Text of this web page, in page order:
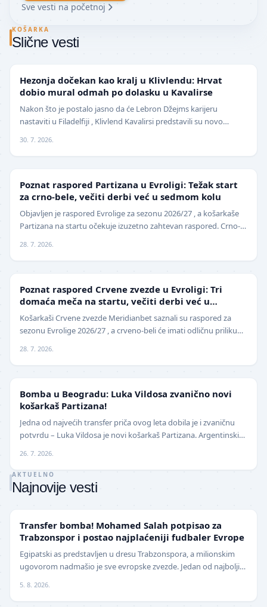
Sve vesti na početnoj
KOŠARKA
Slične vesti
Hezonja dočekan kao kralj u Klivlendu: Hrvat
dobio mural odmah po dolasku u Kavalirse
Nakon što je postalo jasno da će Lebron Džejms karijeru
nastaviti u Filadelfiji , Klivlend Kavalirsi predstavili su novo
30. 7. 2026.
Poznat raspored Partizana u Evroligi: Težak start
za crno-bele, večiti derbi već u sedmom kolu
Objavljen je raspored Evrolige za sezonu 2026/27 , a košarkaše
Partizana na startu očekuje izuzetno zahtevan raspored. Crno-
28. 7. 2026.
Poznat raspored Crvene zvezde u Evroligi: Tri
domaća meča na startu, večiti derbi već u
oktobru
Košarkaši Crvene zvezde Meridianbet saznali su raspored za
sezonu Evrolige 2026/27 , a crveno-beli će imati odličnu priliku
28. 7. 2026.
Bomba u Beogradu: Luka Vildosa zvanično novi
košarkaš Partizana!
Jedna od najvećih transfer priča ovog leta dobila je i zvaničnu
potvrdu – Luka Vildosa je novi košarkaš Partizana. Argentinski
26. 7. 2026.
AKTUELNO
Najnovije vesti
Transfer bomba! Mohamed Salah potpisao za
Trabzonspor i postao najplaćeniji fudbaler Evrope
Egipatski as predstavljen u dresu Trabzonspora, a milionskim
ugovorom nadmašio je sve evropske zvezde. Jedan od najboljih
5. 8. 2026.